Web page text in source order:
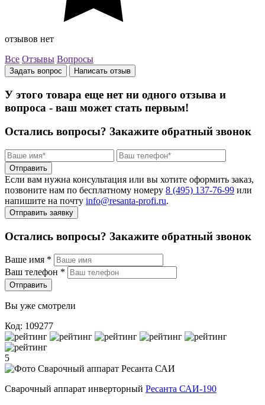
отзывов нет
Все Отзывы Вопросы
Задать вопрос Написать отзыв
У этого товара еще нет ни одного отзыва и
вопроса - ваш может стать первым!
Остались вопросы? Закажите обратный звонок
Отправить
Если вам нужна консультация или вы хотите оформить заказ,
позвоните нам по бесплатному номеру 8 (495) 137‑76‑99 или
напишите на почту info@resanta‑profi.ru.
Отправить заявку
Остались вопросы? Закажите обратный звонок
Ваше имя *
Ваш телефон *
Отправить
Вы уже смотрели
Код: 109277
5
Сварочный аппарат инверторный Ресанта САИ-190